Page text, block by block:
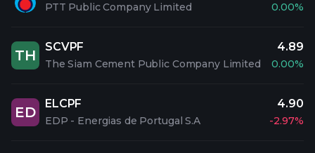
PTT Public Company Limited 0.00%
TH
SCVPF
The Siam Cement Public Company Limited
4.89
0.00%
ED
ELCPF
EDP - Energias de Portugal S.A
4.90
-2.97%